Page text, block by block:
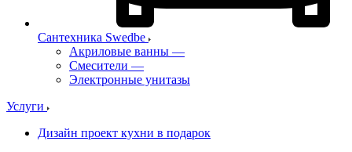
Сантехника Swedbe
Акриловые ванны —
Смесители —
Электронные унитазы
Услуги
Дизайн проект кухни в подарок